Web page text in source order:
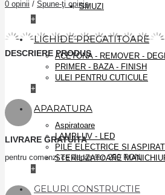
SMUZI
+
LICHIDE PREGATITOARE
ACETONA - REMOVER -
PRIMER - BAZA - FINISH
ULEI PENTRU CUTICULE
+
APARATURA
Aspiratoare
LAMPI UV - LED
PILE ELECTRICE SI
STERILIZATOARE
+
GELURI CONSTRUCTIE
0 opinii / Spune-ţi opinia
DESCRIERE PRODUS
LIVRARE GRATUITA
pentru comenzi ce depaşesc 250 RON